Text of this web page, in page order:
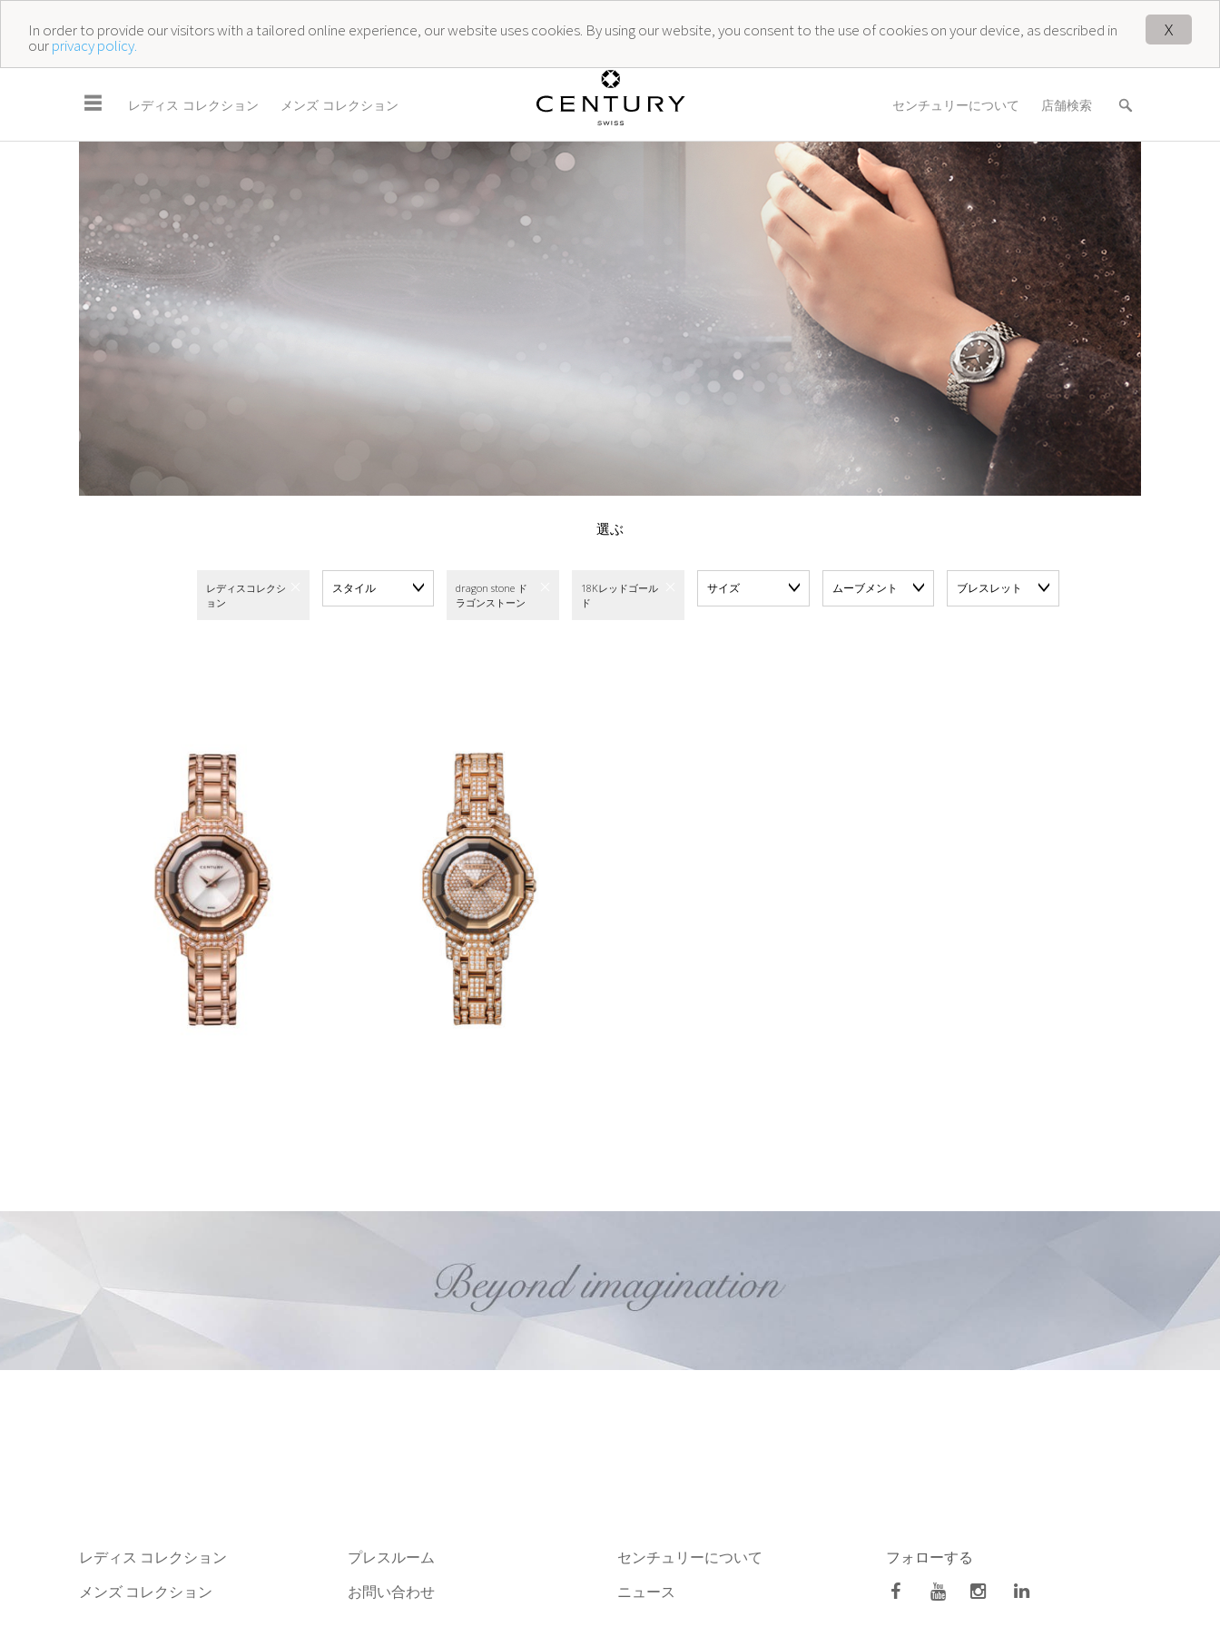
X
In order to provide our visitors with a tailored online experience, our website uses cookies. By using our website, you consent to the use of cookies on your device, as described in
ourprivacy policy.
☰ レディス コレクション メンズ コレクション センチュリーについて 店舗検索
選ぶ
レディスコレクシ
ョン
スタイル
dragon stone ド
ラゴンストーン
18Kレッドゴール
ド
サイズ ムーブメント ブレスレット
レディス コレクション
メンズ コレクション
プレスルーム
お問い合わせ
センチュリーについて
ニュース
フォローする
facebookYoutubeInstagram